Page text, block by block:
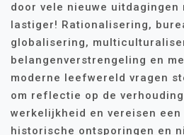
door vele nieuwe uitdagingen
lastiger! Rationalisering,
globalisering,
belangenverstrengeling en
moderne leefwereld vragen
om reflectie op de
werkelijkheid en vereisen
historische ontsporingen en